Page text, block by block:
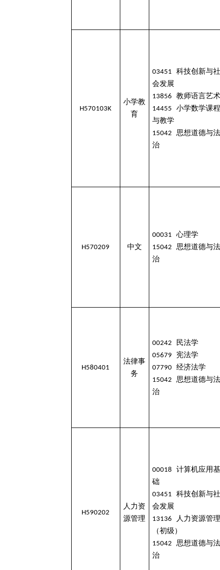
H570103K
小学教
育
03451 科技创新与社
会发展
13856 教师语言艺术
14455 小学数学课程
与教学
15042 思想道德与法
治
H570209 中文
00031 心理学
15042 思想道德与法
治
H580401
法律事
务
00242 民法学
05679 宪法学
07790 经济法学
15042 思想道德与法
治
H590202
人力资
源管理
00018 计算机应用基
础
03451 科技创新与社
会发展
13136 人力资源管理
（初级）
15042 思想道德与法
治